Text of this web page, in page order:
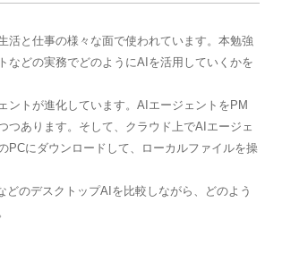
活と仕事の様々な面で使われています。本勉強
などの実務でどのようにAIを活用していくかを
ントが進化しています。AIエージェントをPM
つあります。そして、クラウド上でAIエージェ
PCにダウンロードして、ローカルファイルを操
のデスクトップAIを比較しながら、どのよう